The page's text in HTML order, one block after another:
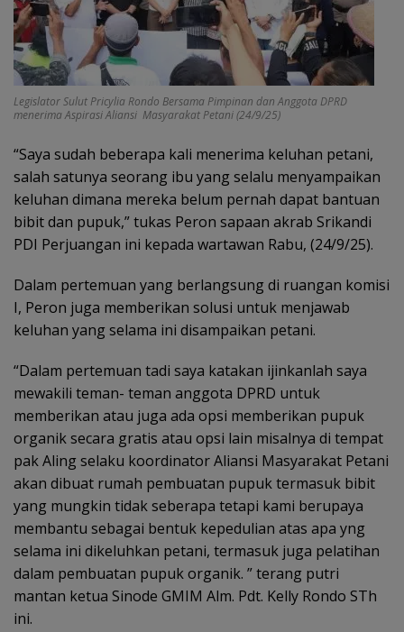
Legislator Sulut Pricylia Rondo Bersama Pimpinan dan Anggota DPRD
menerima Aspirasi Aliansi Masyarakat Petani (24/9/25)
“Saya sudah beberapa kali menerima keluhan petani,
salah satunya seorang ibu yang selalu menyampaikan
keluhan dimana mereka belum pernah dapat bantuan
bibit dan pupuk,” tukas Peron sapaan akrab Srikandi
PDI Perjuangan ini kepada wartawan Rabu, (24/9/25).
Dalam pertemuan yang berlangsung di ruangan komisi
I, Peron juga memberikan solusi untuk menjawab
keluhan yang selama ini disampaikan petani.
“Dalam pertemuan tadi saya katakan ijinkanlah saya
mewakili teman- teman anggota DPRD untuk
memberikan atau juga ada opsi memberikan pupuk
organik secara gratis atau opsi lain misalnya di tempat
pak Aling selaku koordinator Aliansi Masyarakat Petani
akan dibuat rumah pembuatan pupuk termasuk bibit
yang mungkin tidak seberapa tetapi kami berupaya
membantu sebagai bentuk kepedulian atas apa yng
selama ini dikeluhkan petani, termasuk juga pelatihan
dalam pembuatan pupuk organik. ” terang putri
mantan ketua Sinode GMIM Alm. Pdt. Kelly Rondo STh
ini.